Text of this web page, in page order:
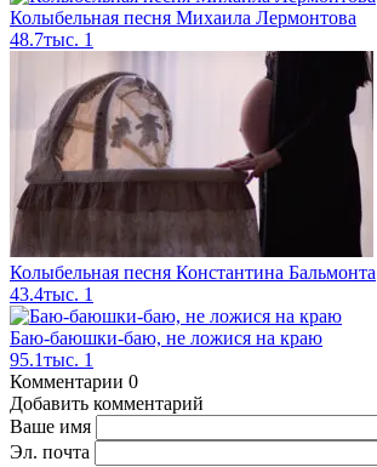
Колыбельная песня Михаила Лермонтова
48.7тыс. 1
Колыбельная песня Константина Бальмонта
43.4тыс. 1
Баю-баюшки-баю, не ложися на краю
95.1тыс. 1
Комментарии 0
Добавить комментарий
Ваше имя
Эл. почта